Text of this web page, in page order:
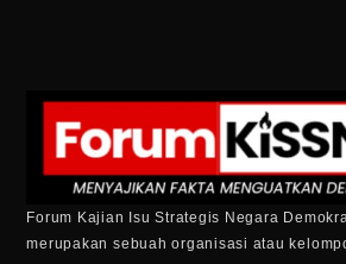
Forum Kajian Isu Strategis Negara
merupakan sebuah organisasi atau